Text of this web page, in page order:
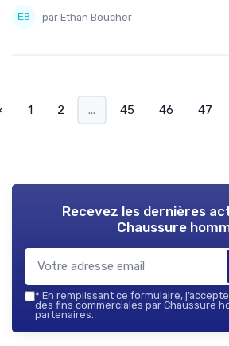
par Ethan Boucher
‹ 1 2 ... 45 46 47
Recevez les dernières
Chaussure
* En remplissant ce formulaire,
des fins commerciales par Chaussure
partenaires.